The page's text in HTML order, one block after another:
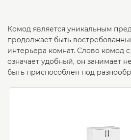
Комод является уникальным
продолжает быть
интерьера комнат. Слово комод
означает удобный, он занимает
быть приспособлен под